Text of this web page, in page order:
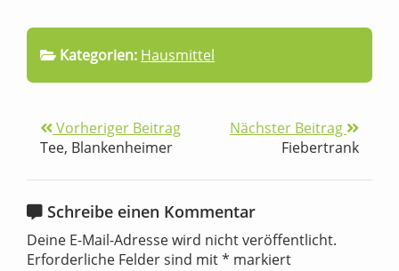
Kategorien: Hausmittel
Vorheriger Beitrag
Tee, Blankenheimer
Nächster Beitrag
Fiebertrank
Schreibe einen Kommentar
Deine E-Mail-Adresse wird nicht veröffentlicht.
Erforderliche Felder sind mit* markiert